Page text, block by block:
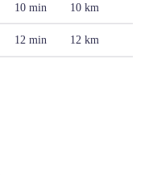
10 min 10 km
12 min 12 km